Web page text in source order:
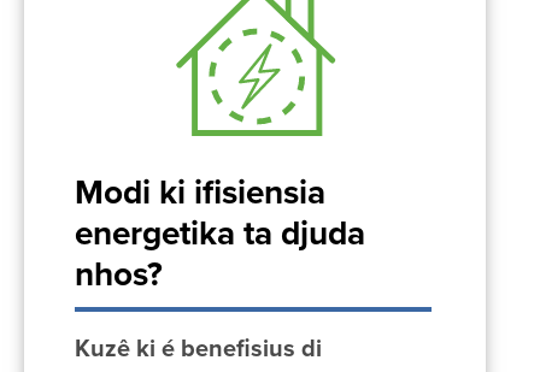
Modi ki ifisiensia
energetika ta djuda
nhos?
Kuzê ki é benefisius di